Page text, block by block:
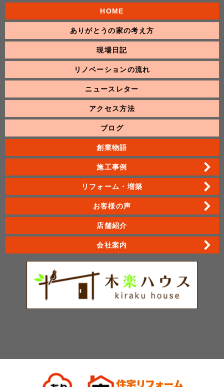
HOME
ありがとうの家の考え方
現場日記
リノベーションの流れ
ニュースレター
アクセス方法
ブログ
創業物語
施工事例
リフォーム・増築
お客様の声
店舗紹介
会社案内